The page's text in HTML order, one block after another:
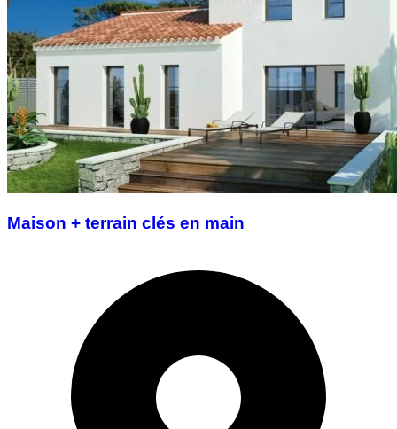
Maison + terrain clés en main